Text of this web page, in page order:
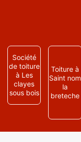
Société
de toiture
à Les
clayes
sous bois
Toiture à
Saint nom
la
breteche